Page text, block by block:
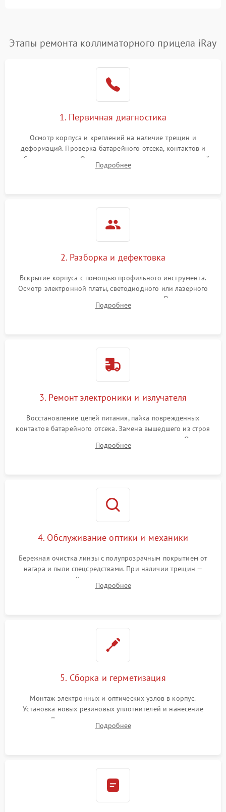
1000 ₽
1000 ₽
Неисправность системы
защиты от замыкания
1000 ₽ Подробнее →
1000 ₽
1000 ₽
от замыкания
Этапы ремонта коллиматорного прицела iRay
1. Первичная диагностика
Осмотр корпуса и креплений на наличие трещин и
деформаций. Проверка батарейного отсека, контактов и
работы излучателя. Оценка яркости и четкости прицельной
марки на разных режимах. Выявление проблем с
Подробнее
2. Разборка и дефектовка
Вскрытие корпуса с помощью профильного инструмента.
Осмотр электронной платы, светодиодного или лазерного
излучателя, а также механизма выверки. Проверка
уплотнительных прокладок и выявление следов окисления
Подробнее
3. Ремонт электроники и излучателя
Восстановление цепей питания, пайка поврежденных
контактов батарейного отсека. Замена вышедшего из строя
светодиода или микросхемы управления яркостью. Очистка
платы от коррозии и нанесение защитного лака для
Подробнее
4. Обслуживание оптики и механики
Бережная очистка линзы с полупрозрачным покрытием от
нагара и пыли спецсредствами. При наличии трещин —
замена стекла. Восстановление или замена пружин и
резьбовых элементов в механизме ввода поправок для
Подробнее
5. Сборка и герметизация
Монтаж электронных и оптических узлов в корпус.
Установка новых резиновых уплотнителей и нанесение
герметика. Для закрытых коллиматоров — вакуумирование и
заполнение инертным газом для исключения запотевания
Подробнее